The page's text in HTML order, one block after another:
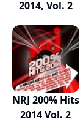
2014, Vol. 2
NRJ 200% Hits
2014 Vol. 2